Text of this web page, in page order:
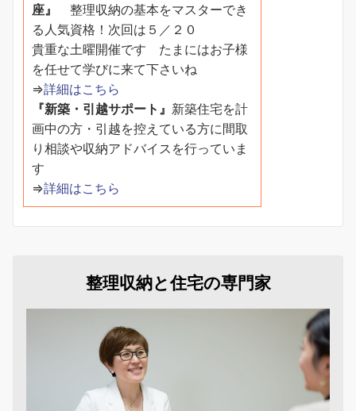
座』
整理収納の基本をマスターでき
る人気資格！次回は５／２０
貴重な土曜開催です たまにはお子様
を任せて学びに来て下さいね
⇒詳細はこちら
『新築・引越サポート』 新築住宅を計
画中の方・引越を控えている方に間取
り相談や収納アドバイスを行っていま
す
⇒詳細はこちら
整理収納と住宅の専門家